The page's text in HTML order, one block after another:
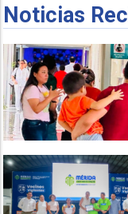
Noticias